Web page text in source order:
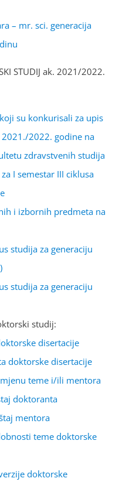
– mr. sci. generacija
STUDIJ ak. 2021/2022.
su konkurisali za upis
2022. godine na
zdravstvenih studija
I semestar III ciklusa
i izbornih predmeta na
studija za generaciju
studija za generaciju
studij:
disertacije
doktorske disertacije
teme i/ili mentora
doktoranta
mentora
teme doktorske
doktorske